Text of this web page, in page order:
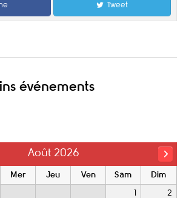
Tweet
événements
Août 2026
Mer Jeu Ven Sam Dim
1 2